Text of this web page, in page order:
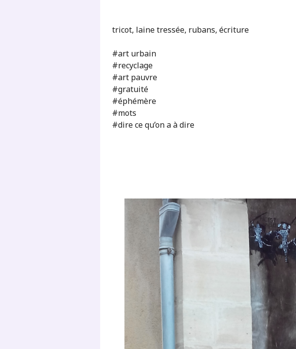
tricot, laine tressée, rubans, écriture
#art urbain
#recyclage
#art pauvre
#gratuité
#éphémère
#mots
#dire ce qu’on a à dire